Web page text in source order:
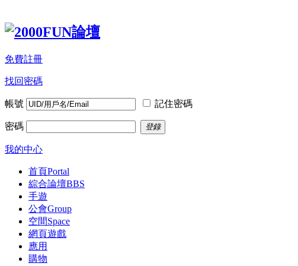
免費註冊
找回密碼
帳號 記住密碼
密碼 登錄
我的中心
首頁Portal
綜合論壇BBS
手遊
公會Group
空間Space
網頁遊戲
應用
購物